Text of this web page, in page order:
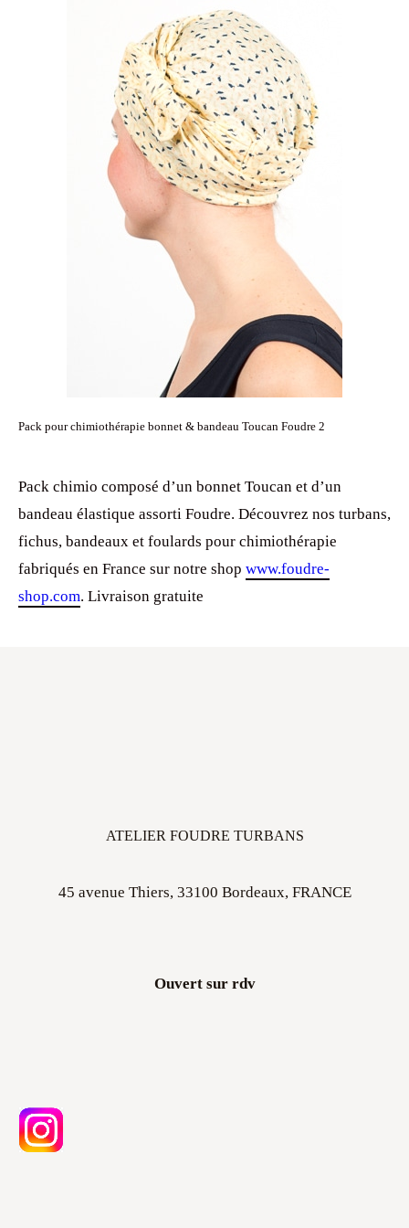
Pack pour chimiothérapie bonnet & bandeau Toucan Foudre 2
Pack chimio composé d’un bonnet Toucan et d’un
bandeau élastique assorti Foudre. Découvrez nos turbans,
fichus, bandeaux et foulards pour chimiothérapie
fabriqués en France sur notre shop www.foudre-
shop.com. Livraison gratuite
ATELIER FOUDRE TURBANS
45 avenue Thiers, 33100 Bordeaux, FRANCE
Ouvert sur rdv